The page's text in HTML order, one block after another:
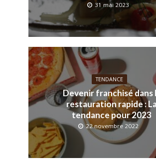
31 mai 2023
TENDANCE
Devenir franchisé dans
restauration rapide :
tendance pour 2023
22 novembre 2022